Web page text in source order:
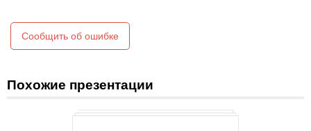
представляет собой миниатюрный вариант самого папоротника
Сообщить об ошибке
Похожие презентации